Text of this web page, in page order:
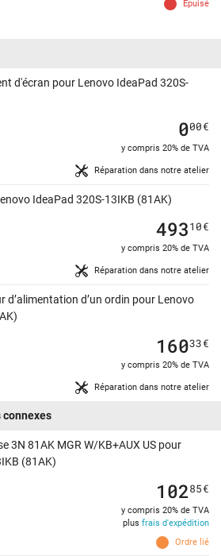
Épuisé
d'écran pour Lenovo IdeaPad 320S-
Réparation dans notre atelier
000€
y compris 20% de TVA
IdeaPad 320S-13IKB (81AK)
Réparation dans notre atelier
49310€
y compris 20% de TVA
d’alimentation d’un ordin pour Lenovo
Réparation dans notre atelier
16033€
y compris 20% de TVA
connexes
3N 81AK MGR W/KB+AUX US pour
(81AK)
Ordre lié
10285€
y compris 20% de TVA
plus frais d'expédition